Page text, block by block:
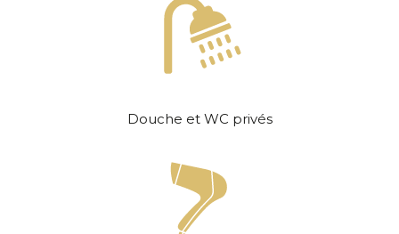
Douche et WC privés